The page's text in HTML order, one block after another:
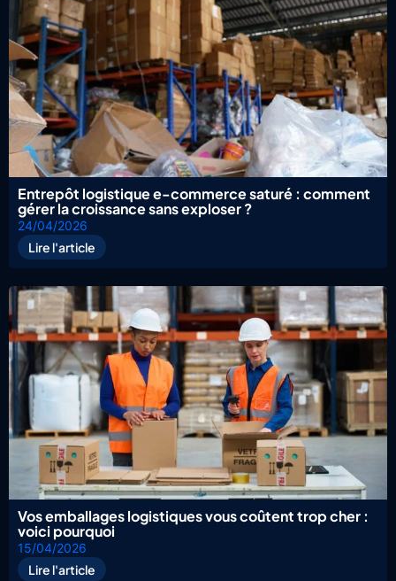
Entrepôt logistique e-commerce saturé : comment
gérer la croissance sans exploser ?
24/04/2026
Lire l'article
Vos emballages logistiques vous coûtent trop cher :
voici pourquoi
15/04/2026
Lire l'article